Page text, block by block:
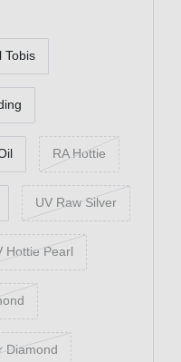
Tobis
RA Hottie
UV Raw Silver
Hottie Pearl
Diamond